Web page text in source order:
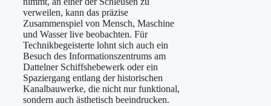
verweilen, kann das präzise
Zusammenspiel von Mensch, Maschine
und Wasser live beobachten. Für
Technikbegeisterte lohnt sich auch ein
Besuch des Informationszentrums am
Dattelner Schiffshebewerk oder ein
Spaziergang entlang der historischen
Kanalbauwerke, die nicht nur funktional,
sondern auch ästhetisch beeindrucken.